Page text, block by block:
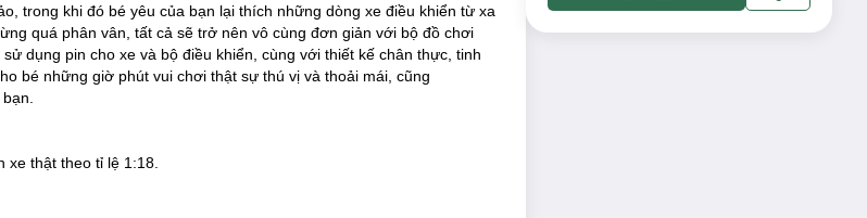
trong khi đó bé yêu của bạn lại thích những dòng xe điều khiển từ xa
quá phân vân, tất cả sẽ trở nên vô cùng đơn giản với bộ đồ chơi
dụng pin cho xe và bộ điều khiển, cùng với thiết kế chân thực, tinh
bé những giờ phút vui chơi thật sự thú vị và thoải mái, cũng
xe thật theo tỉ lệ 1:18.